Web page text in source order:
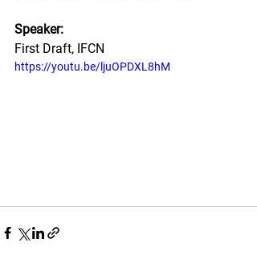
Speaker:
First Draft, IFCN
https://youtu.be/ljuOPDXL8hM